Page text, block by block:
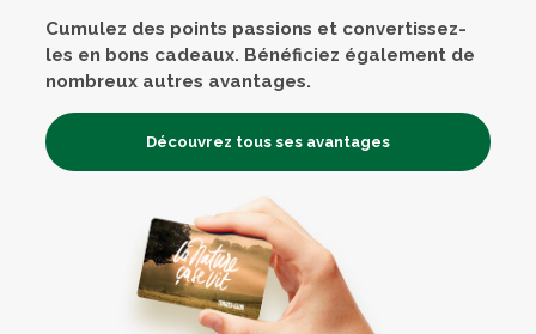
Cumulez des points passions et convertissez-
les en bons cadeaux. Bénéficiez également de
nombreux autres avantages.
Découvrez tous ses avantages